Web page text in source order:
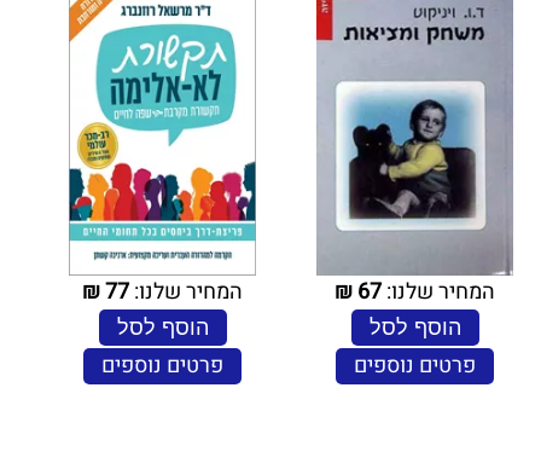
המחיר שלנו:67
₪
הוסף לסל
פרטים נוספים
המחיר שלנו:77
₪
הוסף לסל
פרטים נוספים